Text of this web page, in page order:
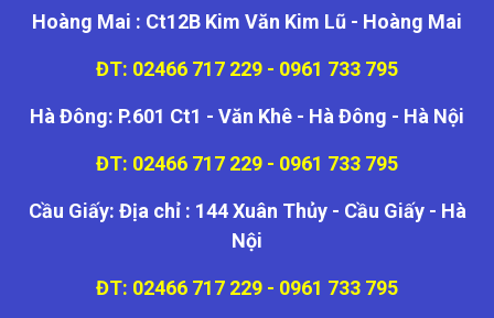
Hoàng Mai : Ct12B Kim Văn Kim Lũ - Hoàng Mai
ĐT: 02466 717 229 - 0961 733 795
Hà Đông: P.601 Ct1 - Văn Khê - Hà Đông - Hà Nội
ĐT: 02466 717 229 - 0961 733 795
Cầu Giấy: Địa chỉ : 144 Xuân Thủy - Cầu Giấy - Hà
Nội
ĐT: 02466 717 229 - 0961 733 795